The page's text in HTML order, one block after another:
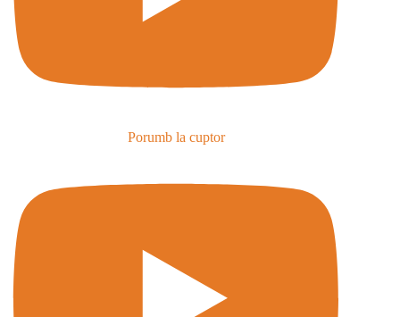
Porumb la cuptor